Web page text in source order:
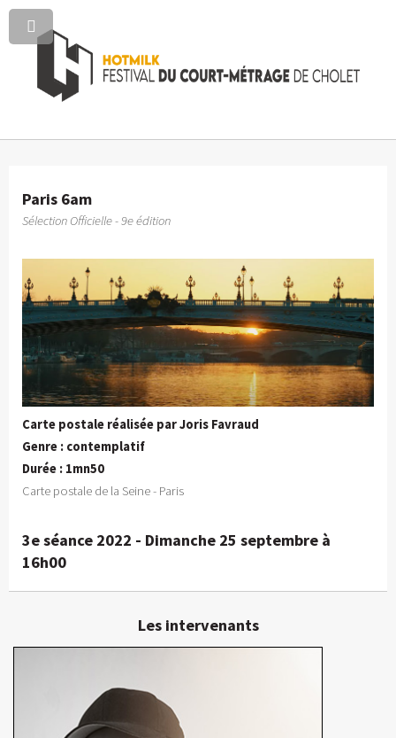
Paris 6am
Sélection Officielle - 9e édition
Carte postale réalisée par Joris Favraud
Genre : contemplatif
Durée : 1mn50
Carte postale de la Seine - Paris
3e séance 2022 - Dimanche 25 septembre à
16h00
Les intervenants
Réalisateur, chef opérateur